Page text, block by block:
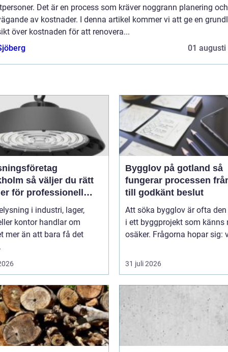
Det är en process som kräver noggrann planering och
av kostnader. I denna artikel kommer vi att ge en
över kostnaden för att renovera...
01 augusti
du rätt
för professionell
i industri, lager,
kontor handlar om
mer än att bara få det
Bygglov på gotland så
fungerar processen
till godkänt beslut
Att söka bygglov är ofta
i ett byggprojekt som känns
osäker. Frågorna hopar sig:
31 juli 2026